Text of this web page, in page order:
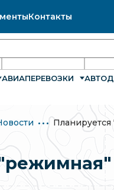
Контакты
АВИАПЕРЕВОЗКИ